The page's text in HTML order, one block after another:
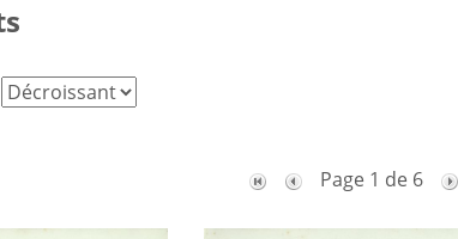
Page 1 de 6